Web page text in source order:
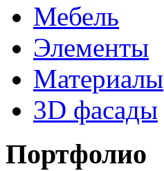
Мебель
Элементы
Материалы
3D фасады
Портфолио